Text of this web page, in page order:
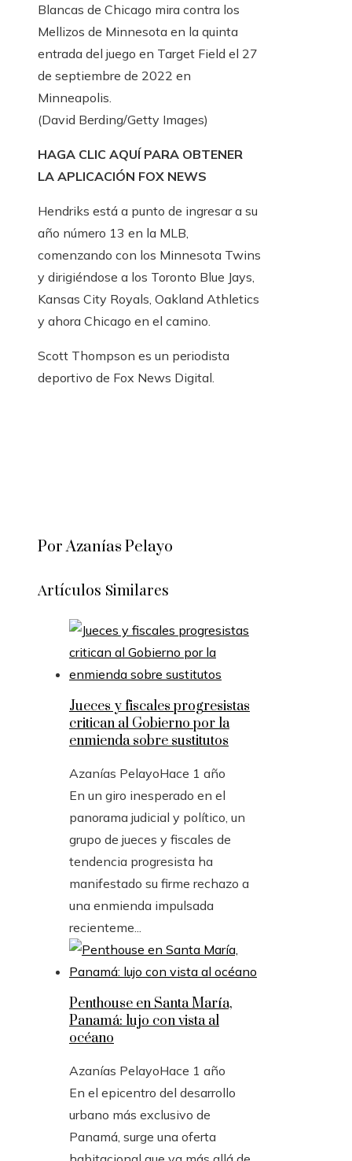
Blancas de Chicago mira contra los
Mellizos de Minnesota en la quinta
entrada del juego en Target Field el 27
de septiembre de 2022 en
Minneapolis.
(David Berding/Getty Images)
HAGA CLIC AQUÍ PARA OBTENER
LA APLICACIÓN FOX NEWS
Hendriks está a punto de ingresar a su
año número 13 en la MLB,
comenzando con los Minnesota Twins
y dirigiéndose a los Toronto Blue Jays,
Kansas City Royals, Oakland Athletics
y ahora Chicago en el camino.
Scott Thompson es un periodista
deportivo de Fox News Digital.
Por Azanías Pelayo
Artículos Similares
Jueces y fiscales progresistas
critican al Gobierno por la
enmienda sobre sustitutos
Azanías PelayoHace 1 año
En un giro inesperado en el
panorama judicial y político, un
grupo de jueces y fiscales de
tendencia progresista ha
manifestado su firme rechazo a
una enmienda impulsada
recienteme...
Penthouse en Santa María,
Panamá: lujo con vista al
océano
Azanías PelayoHace 1 año
En el epicentro del desarrollo
urbano más exclusivo de
Panamá, surge una oferta